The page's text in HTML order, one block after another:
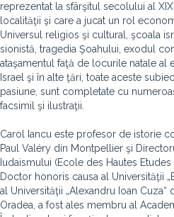
reprezentat la sfârşitul secolului al
localităţii şi care a jucat un rol
Universul religios şi cultural, şcoala
sionistă, tragedia Şoahului, exodul
ataşamentul faţă de locurile natale al
Israel şi în alte ţări, toate aceste
pasiune, sunt completate cu
facsimil şi ilustraţii.
Carol Iancu este profesor de istorie
Paul Valéry din Montpellier şi
Iudaismului (Ecole des Hautes
Doctor honoris causa al Universităţii
al Universităţii „Alexandru Ioan Cuza“
Oradea, a fost ales membru al